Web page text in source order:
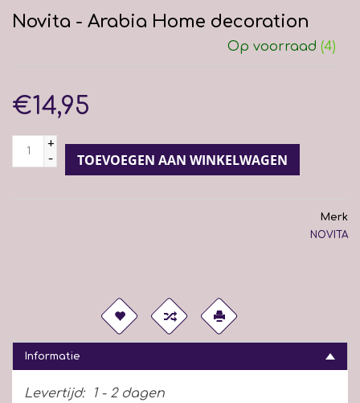
Novita - Arabia Home decoration
Op voorraad (4)
€14,95
+
-
TOEVOEGEN AAN WINKELWAGEN
Merk
NOVITA
Informatie
Levertijd: 1 - 2 dagen